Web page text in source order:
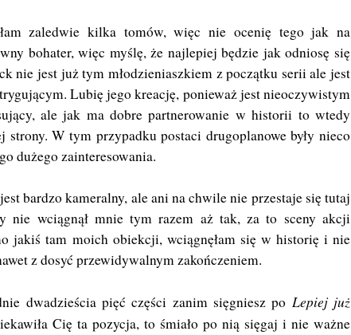
zaledwie kilka tomów, więc nie ocenię tego jak na
bohater, więc myślę, że najlepiej będzie jak odniosę się
nie jest już tym młodzieniaszkiem z początku serii ale jest
Lubię jego kreację, ponieważ jest nieoczywistym
ale jak ma dobre partnerowanie w historii to wtedy
strony. W tym przypadku postaci drugoplanowe były nieco
dużego zainteresowania.
bardzo kameralny, ale ani na chwile nie przestaje się tutaj
nie wciągnął mnie tym razem aż tak, za to sceny akcji
jakiś tam moich obiekcji, wciągnęłam się w historię i nie
z dosyć przewidywalnym zakończeniem.
dwadzieścia pięć części zanim sięgniesz po Lepiej już
Cię ta pozycja, to śmiało po nią sięgaj i nie ważne